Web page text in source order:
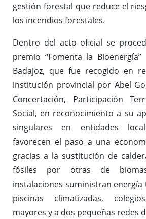
gestión forestal que reduce el
los incendios forestales.
Dentro del acto oficial se
premio “Fomenta la
Badajoz, que fue recogido en
institución provincial por Abel
Concertación, Participación
Social, en reconocimiento a su
singulares en entidades
favorecen el paso a una
gracias a la sustitución de
fósiles por otras de
instalaciones suministran
piscinas climatizadas,
mayores y a dos pequeñas redes